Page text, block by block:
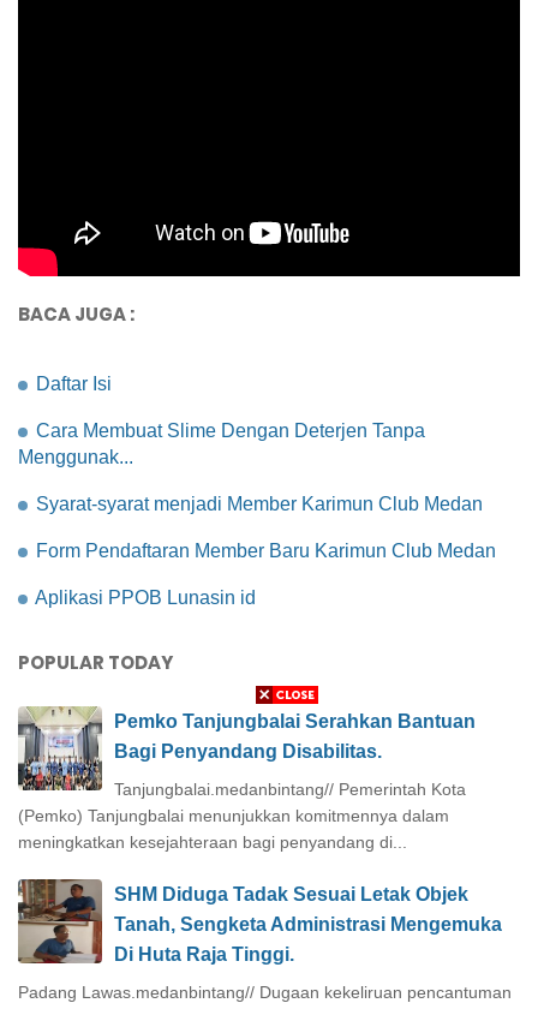
BACA JUGA :
Daftar Isi
Cara Membuat Slime Dengan Deterjen Tanpa
Menggunak...
Syarat-syarat menjadi Member Karimun Club Medan
Form Pendaftaran Member Baru Karimun Club Medan
Aplikasi PPOB Lunasin id
POPULAR TODAY
Pemko Tanjungbalai Serahkan Bantuan
Bagi Penyandang Disabilitas.
Tanjungbalai.medanbintang// Pemerintah Kota
(Pemko) Tanjungbalai menunjukkan komitmennya dalam
meningkatkan kesejahteraan bagi penyandang di...
SHM Diduga Tadak Sesuai Letak Objek
Tanah, Sengketa Administrasi Mengemuka
Di Huta Raja Tinggi.
Padang Lawas.medanbintang// Dugaan kekeliruan pencantuman